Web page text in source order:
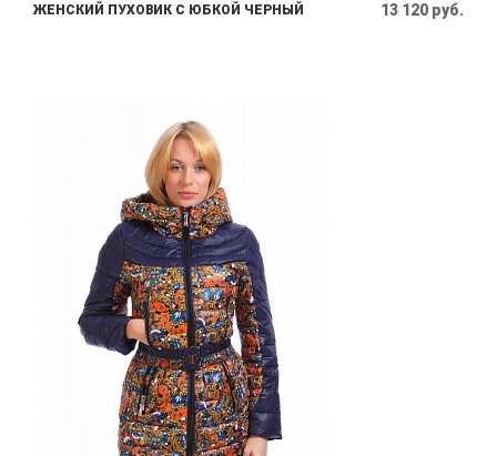
ЖЕНСКИЙ ПУХОВИК С ЮБКОЙ ЧЕРНЫЙ 13 120 руб.